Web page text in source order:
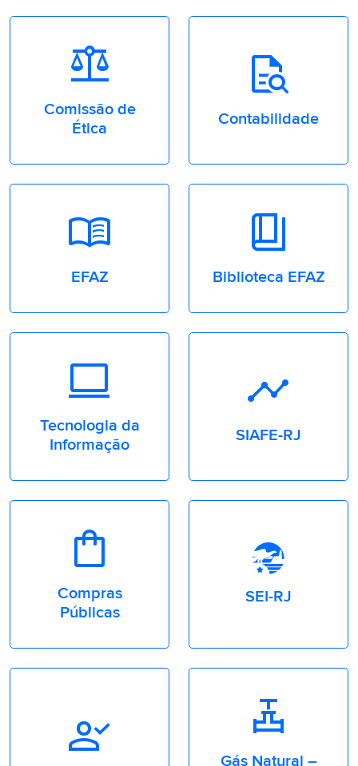
Balance
Comissão de
Ética
Quick_Reference_All
Contabilidade
Menu_Book
EFAZ
book_4
Biblioteca EFAZ
Computer
Tecnologia da
Informação
Timeline
SIAFE-RJ
shopping_bag
Compras
Públicas
SEI-RJ
person_check valve
Gás Natural –